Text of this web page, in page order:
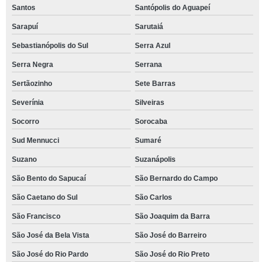
Santos Santópolis do Aguapeí
Sarapuí Sarutaiá
Sebastianópolis do Sul Serra Azul
Serra Negra Serrana
Sertãozinho Sete Barras
Severínia Silveiras
Socorro Sorocaba
Sud Mennucci Sumaré
Suzano Suzanápolis
São Bento do Sapucaí São Bernardo do Campo
São Caetano do Sul São Carlos
São Francisco São Joaquim da Barra
São José da Bela Vista São José do Barreiro
São José do Rio Pardo São José do Rio Preto